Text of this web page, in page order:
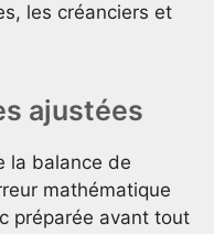
les créanciers et
ajustées
la balance de
mathématique
préparée avant tout